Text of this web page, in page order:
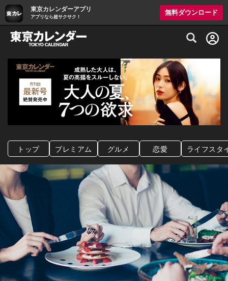
東京カレンダーアプリ
アプリなら超サクサク！
無料ダウンロード
グルメ情報・プレミアムレストラン予約
トップ プレミアム グルメ 恋愛 ライフスタ